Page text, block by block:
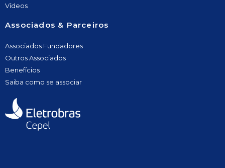
Vídeos
Associados & Parceiros
Associados Fundadores
Outros Associados
Benefícios
Saiba como se associar